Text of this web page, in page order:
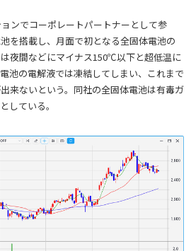
ンでコーポレートパートナーとして参
を搭載し、月面で初となる全固体電池の
夜間などにマイナス150℃以下と超低温に
池の電解液では凍結してしまい、これまで
来ないという。同社の全固体電池は有毒ガ
している。